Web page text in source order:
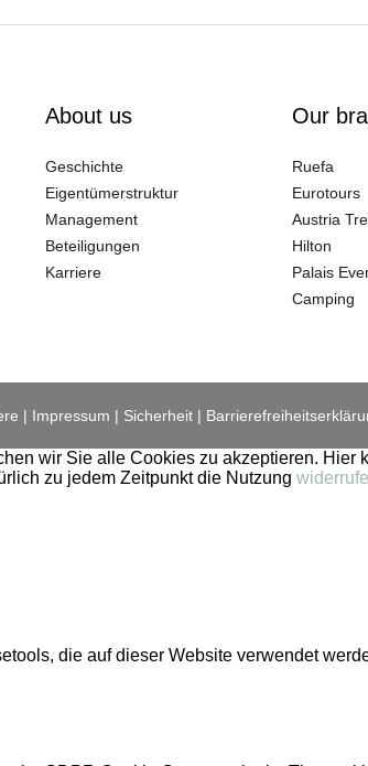
About us
Geschichte
Eigentümerstruktur
Management
Beteiligungen
Karriere
Our
Ruefa
Eurotours
Austria
Hilton
Palais
Camping
Impressum Sicherheit
wir Sie alle Cookies zu akzeptieren. Hier
zu jedem Zeitpunkt die Nutzung
die auf dieser Website verwendet